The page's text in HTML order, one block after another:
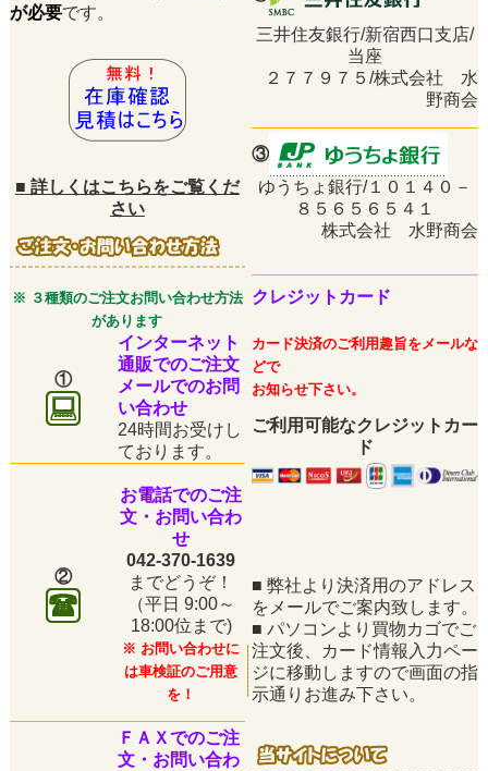
が必要です。
三井住友銀行/新宿西口支店/
当座
２７７９７５/株式会社 水
野商会
③
■ 詳しくはこちらをご覧くだ
さい
ゆうちょ銀行/１０１４０－
８５６５６５４１
株式会社 水野商会
※ ３種類のご注文お問い合わせ方法
があります
クレジットカード
①
インターネット
通販でのご注文
メールでのお問
い合わせ
24時間お受けし
ております。
カード決済のご利用趣旨をメールな
どで
お知らせ下さい。
ご利用可能なクレジットカー
ド
②
お電話でのご注
文・お問い合わ
せ
042-370-1639
までどうぞ！
（平日 9:00～
18:00位まで)
※ お問い合わせに
は車検証のご用意
を！
■ 弊社より決済用のアドレス
をメールでご案内致します。
■ パソコンより買物カゴでご
注文後、カード情報入力ペー
ジに移動しますので画面の指
示通りお進み下さい。
ＦＡＸでのご注
文・お問い合わ